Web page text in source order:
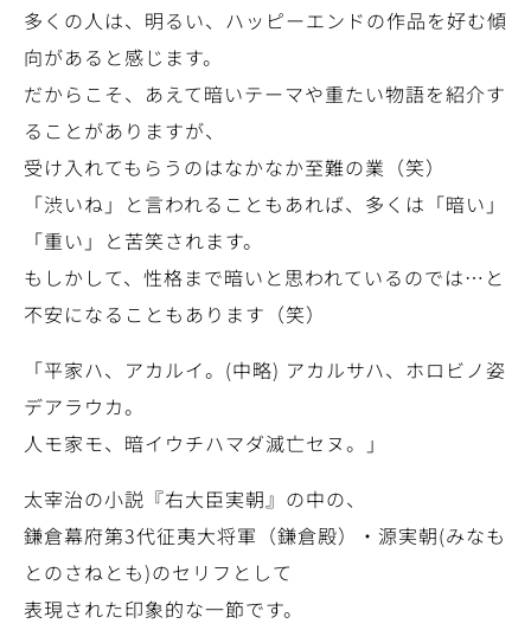
多くの人は、明るい、ハッピーエンドの作品を好む傾
向があると感じます。
だからこそ、あえて暗いテーマや重たい物語を紹介す
ることがありますが、
受け入れてもらうのはなかなか至難の業（笑）
「渋いね」と言われることもあれば、多くは「暗い」
「重い」と苦笑されます。
もしかして、性格まで暗いと思われているのでは…と
不安になることもあります（笑）
「平家ハ、アカルイ。(中略) アカルサハ、ホロビノ姿
デアラウカ。
人モ家モ、暗イウチハマダ滅亡セヌ。」
太宰治の小説『右大臣実朝』の中の、
鎌倉幕府第3代征夷大将軍（鎌倉殿）・源実朝(みなも
とのさねとも)のセリフとして
表現された印象的な一節です。